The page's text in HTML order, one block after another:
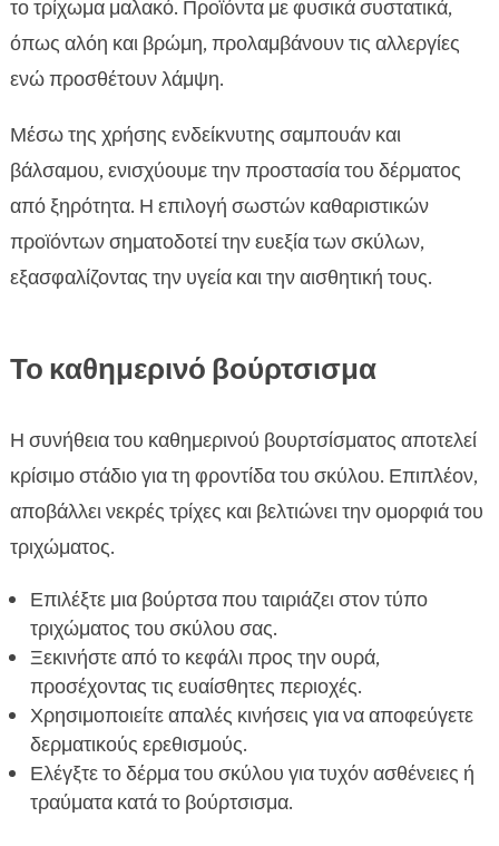
το τρίχωμα μαλακό. Προϊόντα με φυσικά συστατικά,
όπως αλόη και βρώμη, προλαμβάνουν τις αλλεργίες
ενώ προσθέτουν λάμψη.
Μέσω της χρήσης ενδείκνυτης σαμπουάν και
βάλσαμου, ενισχύουμε την προστασία του δέρματος
από ξηρότητα. Η επιλογή σωστών καθαριστικών
προϊόντων σηματοδοτεί την ευεξία των σκύλων,
εξασφαλίζοντας την υγεία και την αισθητική τους.
Το καθημερινό βούρτσισμα
Η συνήθεια του καθημερινού βουρτσίσματος αποτελεί
κρίσιμο στάδιο για τη φροντίδα του σκύλου. Επιπλέον,
αποβάλλει νεκρές τρίχες και βελτιώνει την ομορφιά του
τριχώματος.
Επιλέξτε μια βούρτσα που ταιριάζει στον τύπο
τριχώματος του σκύλου σας.
Ξεκινήστε από το κεφάλι προς την ουρά,
προσέχοντας τις ευαίσθητες περιοχές.
Χρησιμοποιείτε απαλές κινήσεις για να αποφεύγετε
δερματικούς ερεθισμούς.
Ελέγξτε το δέρμα του σκύλου για τυχόν ασθένειες ή
τραύματα κατά το βούρτσισμα.